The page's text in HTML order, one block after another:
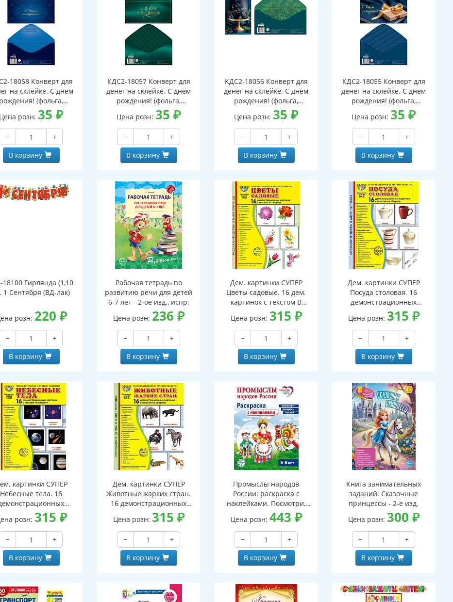
18058 Конверт для
на склейке. С днем
рождения! (фольга,
мужской, вензеля)
Цена розн: 35₽
−
+
В корзину
КДС2-18057 Конверт для
денег на склейке. С днем
рождения! (фольга,
мужской, текст)
Цена розн: 35₽
−
+
В корзину
КДС2-18056 Конверт для
денег на склейке. С днем
рождения! (фольга,
унисекс, торт)
Цена розн: 35₽
−
+
В корзину
КДС2-18055 Конверт для
денег на склейке. С днем
рождения! (фольга,
мужской, подарок)
Цена розн: 35₽
−
+
В корзину
18100 Гирлянда (1,10
1 Сентября (ВД-лак)
розн: 220 ₽
−
+
В корзину
Рабочая тетрадь по
развитию речи для детей
6-7 лет - 2-ое изд., испр.
Цена розн: 236 ₽
−
+
В корзину
Дем. картинки СУПЕР
Цветы садовые. 16 дем.
картинок с текстом В
ПАПКЕ (173х220 мм)
Цена розн: 315 ₽
−
+
В корзину
Дем. картинки СУПЕР
Посуда столовая. 16
демонстрационных
картинок с текстом В
ПАПКЕ (173х220 мм)
Цена розн: 315 ₽
−
+
В корзину
картинки СУПЕР
Небесные тела. 16
картинок с текстом В
(173х220 мм)
розн: 315 ₽
−
+
В корзину
Дем. картинки СУПЕР
Животные жарких стран.
16 демонстрационных
картинок с текстом В
ПАПКЕ (173х220 мм)
Цена розн: 315 ₽
−
+
В корзину
Промыслы народов
России: раскраска с
наклейками. Посмотри,
наклей, раскрась (для
детей 5-8 лет)
Цена розн: 443 ₽
−
+
В корзину
Книга занимательных
заданий. Сказочные
принцессы - 2-е изд.
Цена розн: 300 ₽
−
+
В корзину